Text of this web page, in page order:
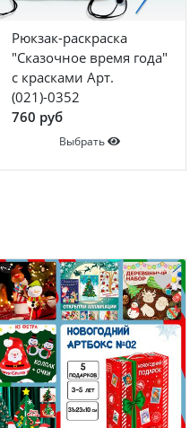
Рюкзак-раскраска
"Сказочное время года"
с красками Арт.
(021)-0352
760 руб
Выбрать